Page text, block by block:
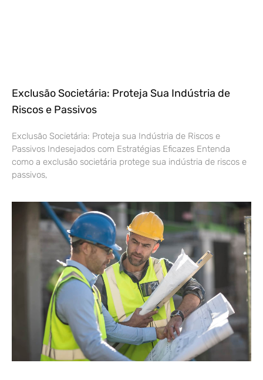
Exclusão Societária: Proteja Sua Indústria de
Riscos e Passivos
Exclusão Societária: Proteja sua Indústria de Riscos e
Passivos Indesejados com Estratégias Eficazes Entenda
como a exclusão societária protege sua indústria de riscos e
passivos,